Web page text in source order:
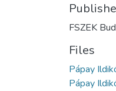
FSZEK
Files
Pápay
Pápay